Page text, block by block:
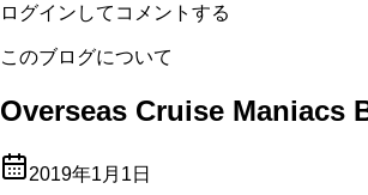
ログインしてコメントする
このブログについて
Overseas Cruise Maniacs
2019年1月1日